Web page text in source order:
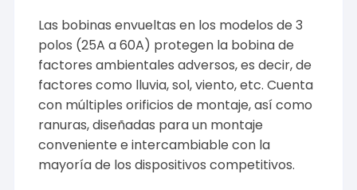
Las bobinas envueltas en los modelos de 3
polos (25A a 60A) protegen la bobina de
factores ambientales adversos, es decir, de
factores como lluvia, sol, viento, etc. Cuenta
con múltiples orificios de montaje, así como
ranuras, diseñadas para un montaje
conveniente e intercambiable con la
mayoría de los dispositivos competitivos.